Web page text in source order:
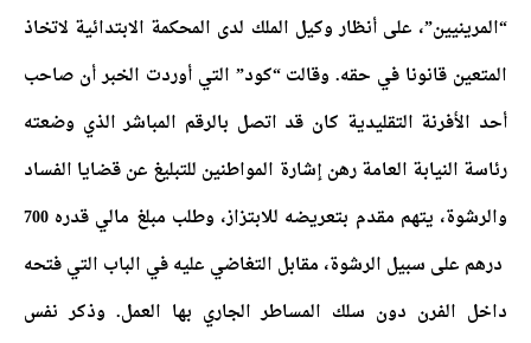
“المرينيين”، على أنظار وكيل الملك لدى المحكمة الابتدائية لاتخاذ
المتعين قانونا في حقه. وقالت “كود” التي أوردت الخبر أن صاحب
أحد الأفرنة التقليدية كان قد اتصل بالرقم المباشر الذي وضعته
رئاسة النيابة العامة رهن إشارة المواطنين للتبليغ عن قضايا الفساد
والرشوة، يتهم مقدم بتعريضه للابتزاز، وطلب مبلغ مالي قدره 700
درهم على سبيل الرشوة، مقابل التغاضي عليه في الباب التي فتحه
داخل الفرن دون سلك المساطر الجاري بها العمل. وذكر نفس